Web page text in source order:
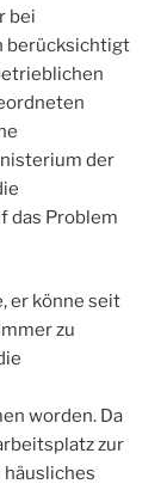
bei
berücksichtigt
der
das Problem
er könne seit
zu
worden. Da
zur